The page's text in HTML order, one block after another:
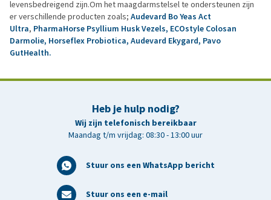
levensbedreigend zijn.Om het maagdarmstelsel te ondersteunen zijn
er verschillende producten zoals; Audevard Bo Yeas Act
Ultra, PharmaHorse Psyllium Husk Vezels, ECOstyle Colosan
Darmolie, Horseflex Probiotica, Audevard Ekygard, Pavo
GutHealth.
Heb je hulp nodig?
Wij zijn telefonisch bereikbaar
Maandag t/m vrijdag: 08:30 - 13:00 uur
Stuur ons een WhatsApp bericht
Stuur ons een e-mail